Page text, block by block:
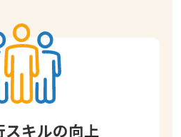
スキルの向上